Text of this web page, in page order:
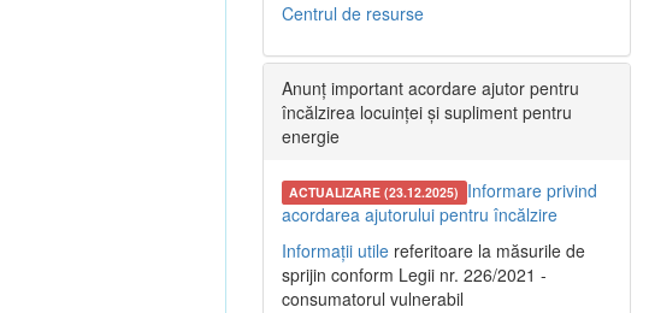
Centrul de resurse
Anunț important acordare ajutor pentru
încălzirea locuinței și supliment pentru
energie
ACTUALIZARE (23.12.2025) Informare privind
acordarea ajutorului pentru încălzire
Informații utile referitoare la măsurile de
sprijin conform Legii nr. 226/2021 -
consumatorul vulnerabil